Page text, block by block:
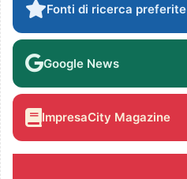
Fonti di ricerca preferite
Google News
ImpresaCity Magazine